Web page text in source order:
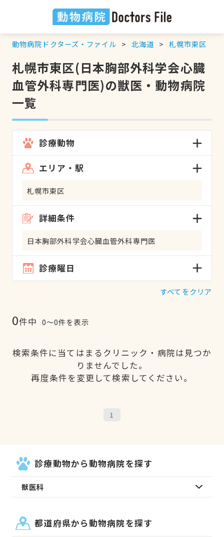
動物病院ドクターズ・ファイル 北海道 札幌市東区
札幌市東区(日本胸部外科学会心臓
血管外科専門医)の獣医・動物病院
一覧
診療動物
エリア・駅
札幌市東区
詳細条件
日本胸部外科学会心臓血管外科専門医
診療曜日
すべてをクリア
0件中 0〜0件を表示
検索条件に当てはまるクリニック・病院は見つか
りませんでした。
再度条件を変更して検索してください。
1
診療動物から動物病院を探す
獣医科
都道府県から動物病院を探す